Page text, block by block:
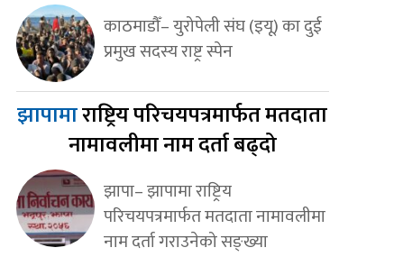
काठमाडौँ– युरोपेली संघ (इयू) का दुई
प्रमुख सदस्य राष्ट्र स्पेन
झापामाराष्ट्रिय परिचयपत्रमार्फत मतदाता
नामावलीमा नाम दर्ता बढ्दो
झापा– झापामा राष्ट्रिय
परिचयपत्रमार्फत मतदाता नामावलीमा
नाम दर्ता गराउनेको सङ्ख्या